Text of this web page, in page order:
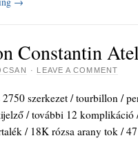
Constantin
· LEAVE A COMMENT
szerkezet / tourbillon /
/ további 12
/ 18K rózsa arany tok /